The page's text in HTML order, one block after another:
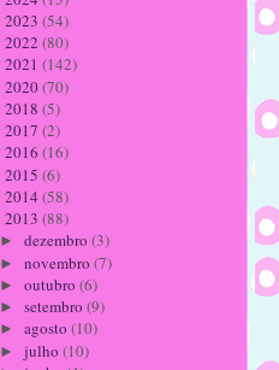
2023 (54)
2022 (80)
2021 (142)
2020(70)
2018 (5)
2017 (2)
2016 (16)
2015 (6)
2014 (58)
2013 (88)
► dezembro (3)
► novembro (7)
► outubro (6)
► setembro (9)
► agosto (10)
► julho (10)